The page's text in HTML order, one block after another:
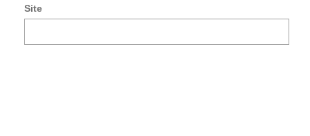
Site